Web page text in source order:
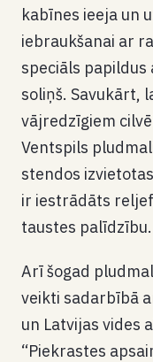
kabīnes ieeja un
iebraukšanai ar
speciāls
soliņš. Savukārt,
vājredzīgiem
Ventspils
stendos
ir iestrādāts
taustes palīdzību.
Arī šogad
veikti sadarbībā
un Latvijas vides
“Piekrastes